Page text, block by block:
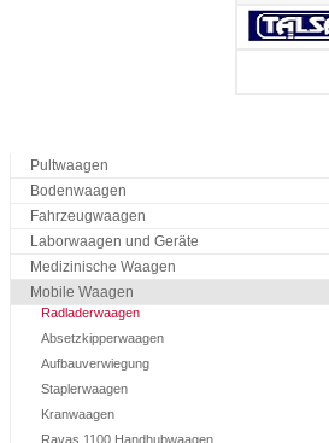
Pultwaagen
Bodenwaagen
Fahrzeugwaagen
Laborwaagen und Geräte
Medizinische Waagen
Mobile Waagen
Radladerwaagen
Absetzkipperwaagen
Aufbauverwiegung
Staplerwaagen
Kranwaagen
Ravas 1100 Handhubwaagen